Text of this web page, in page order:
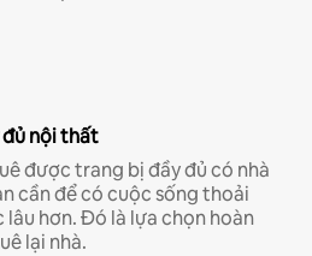
nội thất
được trang bị đầy đủ có nhà
cần để có cuộc sống thoải
hơn. Đó là lựa chọn hoàn
lại nhà.